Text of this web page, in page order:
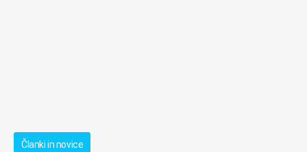
Članki in novice